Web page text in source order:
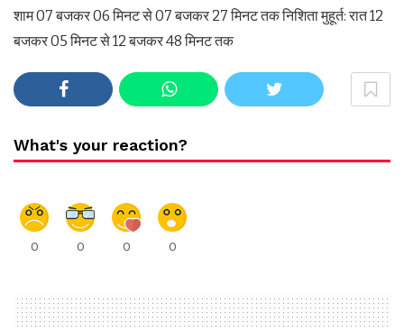
शाम 07 बजकर 06 मिनट से 07 बजकर 27 मिनट तक निशिता मुहूर्त: रात 12
बजकर 05 मिनट से 12 बजकर 48 मिनट तक
What's your reaction?
0 0 0 0